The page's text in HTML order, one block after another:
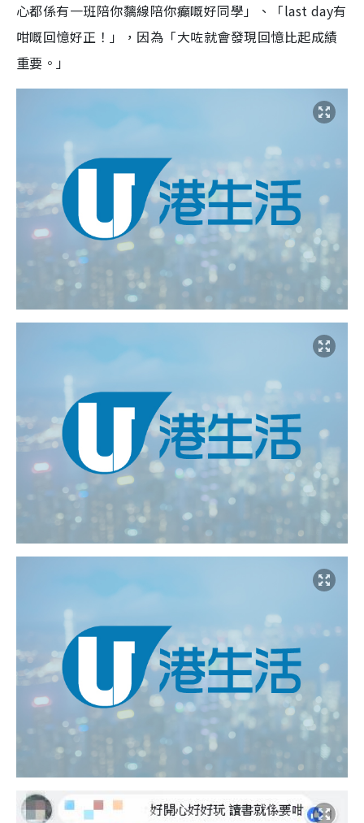
心都係有一班陪你黐線陪你癲嘅好同學」、「last day有
咁嘅回憶好正！」，因為「大咗就會發現回憶比起成績
重要。」